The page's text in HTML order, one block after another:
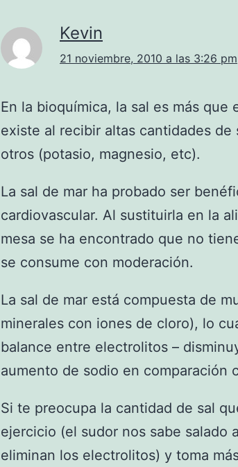
Kevin
21 noviembre, 2010 a las 3:26 pm
En la bioquímica, la sal es más que
existe al recibir altas cantidades
otros (potasio, magnesio, etc).
La sal de mar ha probado ser
cardiovascular. Al sustituirla en la
mesa se ha encontrado que no
se consume con moderación.
La sal de mar está compuesta de
minerales con iones de cloro), lo
balance entre electrolitos –
aumento de sodio en comparación
Si te preocupa la cantidad de sal
ejercicio (el sudor nos sabe salado
eliminan los electrolitos) y toma